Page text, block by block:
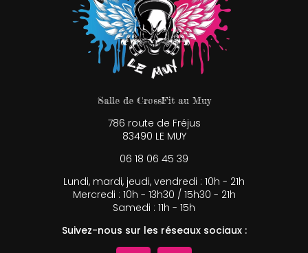
Salle de CrossFit au Muy
786 route de Fréjus
83490 LE MUY
06 18 06 45 39
Lundi, mardi, jeudi, vendredi : 10h - 21h
Mercredi : 10h - 13h30 / 15h30 - 21h
Samedi : 11h - 15h
Suivez-nous sur les réseaux sociaux :